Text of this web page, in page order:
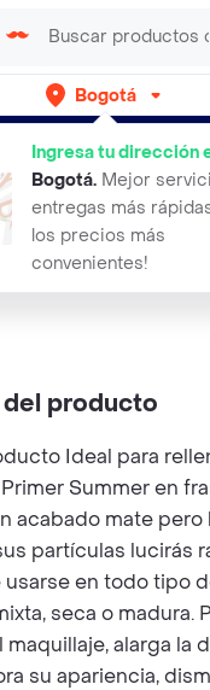
Bogotá
Ingresa tu dirección
Bogotá. Mejor
entregas más
los precios más
convenientes!
gratis por semanas
Summer
producto
Ideal para
Summer en
acabado mate pero
partículas lucirás
usarse en todo tipo
seca o madura.
alarga la
su apariencia,